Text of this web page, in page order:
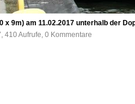
x 9m) am 11.02.2017 unterhalb der
410 Aufrufe, 0 Kommentare